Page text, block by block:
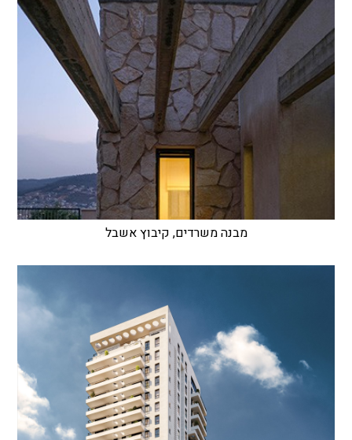
מבנה משרדים, קיבוץ אשבל